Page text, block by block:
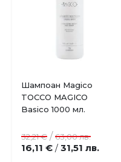
Шампоан Magico
TOCCO MAGICO
Basico 1000 мл.
16,11 € / 31,51 лв.
32,21 € /63,00 лв.